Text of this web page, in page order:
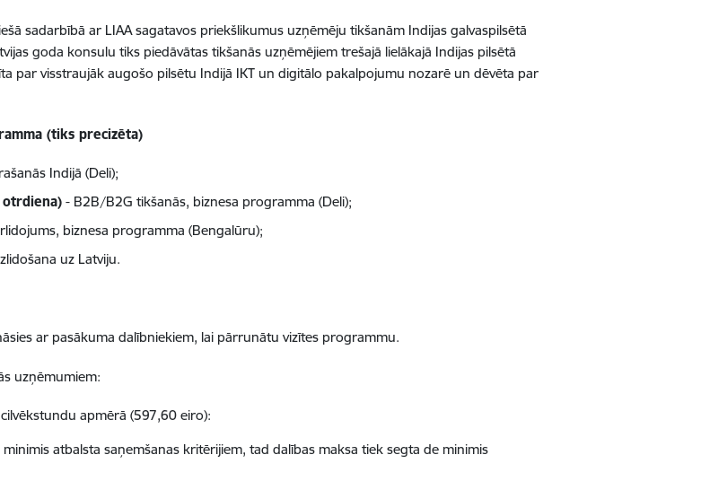
sadarbībā ar LIAA sagatavos priekšlikumus uzņēmēju tikšanām Indijas galvaspilsētā
goda konsulu tiks piedāvātas tikšanās uzņēmējiem trešajā lielākajā Indijas pilsētā
par visstraujāk augošo pilsētu Indijā IKT un digitālo pakalpojumu nozarē un dēvēta par
(tiks precizēta)
Indijā (Deli);
otrdiena) - B2B/B2G tikšanās, biznesa programma (Deli);
biznesa programma (Bengalūru);
uz Latviju.
ar pasākuma dalībniekiem, lai pārrunātu vizītes programmu.
uzņēmumiem:
apmērā (597,60 eiro):
atbalsta saņemšanas kritērijiem, tad dalības maksa tiek segta de minimis